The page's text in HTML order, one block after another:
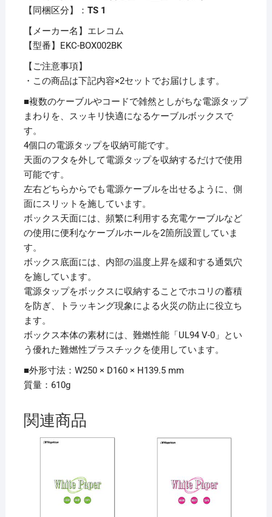
【同梱区分】： TS 1
【メーカー名】エレコム
【型番】EKC-BOX002BK
【ご注意事項】
・この商品は下記内容×2セットでお届けします。
■複数のケーブルやコードで雑然としがちな電源タップ
まわりを、スッキリ快適になるケーブルボックスで
す。
4個口の電源タップを収納可能です。
天面のフタを外して電源タップを収納するだけで使用
可能です。
左右どちらからでも電源ケーブルを出せるように、側
面にスリットを施しています。
ボックス天面には、頻繁に利用する充電ケーブルなど
の使用に便利なケーブルホールを2箇所設置していま
す。
ボックス底面には、内部の温度上昇を緩和する通気穴
を施しています。
電源タップをボックスに収納することでホコリの蓄積
を防ぎ、トラッキング現象による火災の防止に役立ち
ます。
ボックス本体の素材には、難燃性能「UL94 V-0」とい
う優れた難燃性プラスチックを使用しています。
■外形寸法：W250 × D160 × H139.5 mm
質量：610g
関連商品